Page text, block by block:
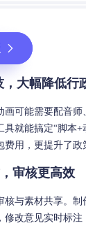
，大幅降低行
画可能需要配音师
具就能搞定“脚本+
用，更提升了政
审核更高效
核与素材共享。
改意见实时标注